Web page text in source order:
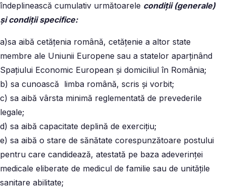
îndeplinească cumulativ următoarele condiții (generale)
și condiții specifice:
a)sa aibă cetățenia română, cetățenie a altor state
membre ale Uniunii Europene sau a statelor aparținând
Spațiului Economic European și domiciliul în România;
b) sa cunoască limba română, scris și vorbit;
c) sa aibă vârsta minimă reglementată de prevederile
legale;
d) sa aibă capacitate deplină de exercițiu;
e) sa aibă o stare de sănătate corespunzătoare postului
pentru care candidează, atestată pe baza adeverinței
medicale eliberate de medicul de familie sau de unitățile
sanitare abilitate;